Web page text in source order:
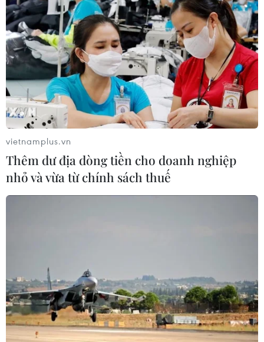
Hải Phòng điều chỉnh kịch bản tăng
trưởng, quyết tâm đạt GRDP 13%
09/08/2026 08:25
Trung Quốc công bố kế hoạch phát
triển ngành hàng không dân dụng
Giá gạo Việt Nam đi ngược xu hướng
với các nước xuất khẩu lớn
Vận tải biển toàn cầu tăng mạnh bất
chấp căng thẳng địa chính trị
09/08/2026 02:06
vietnamplus.vn
Thêm dư địa dòng tiền cho doanh nghiệp
nhỏ và vừa từ chính sách thuế